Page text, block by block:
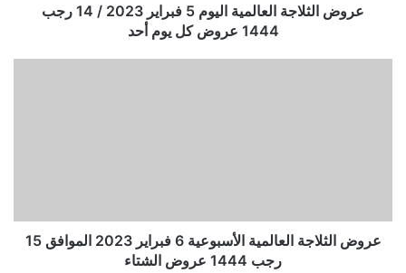
عروض الثلاجة العالمية اليوم 5 فبراير 2023 / 14 رجب
1444 عروض كل يوم أحد
عروض الثلاجة العالمية الأسبوعية 6 فبراير 2023 الموافق 15
رجب 1444 عروض الشتاء